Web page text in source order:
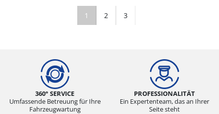
1 2 3
360° SERVICE
Umfassende Betreuung für Ihre
Fahrzeugwartung
PROFESSIONALITÄT
Ein Expertenteam, das an Ihrer
Seite steht